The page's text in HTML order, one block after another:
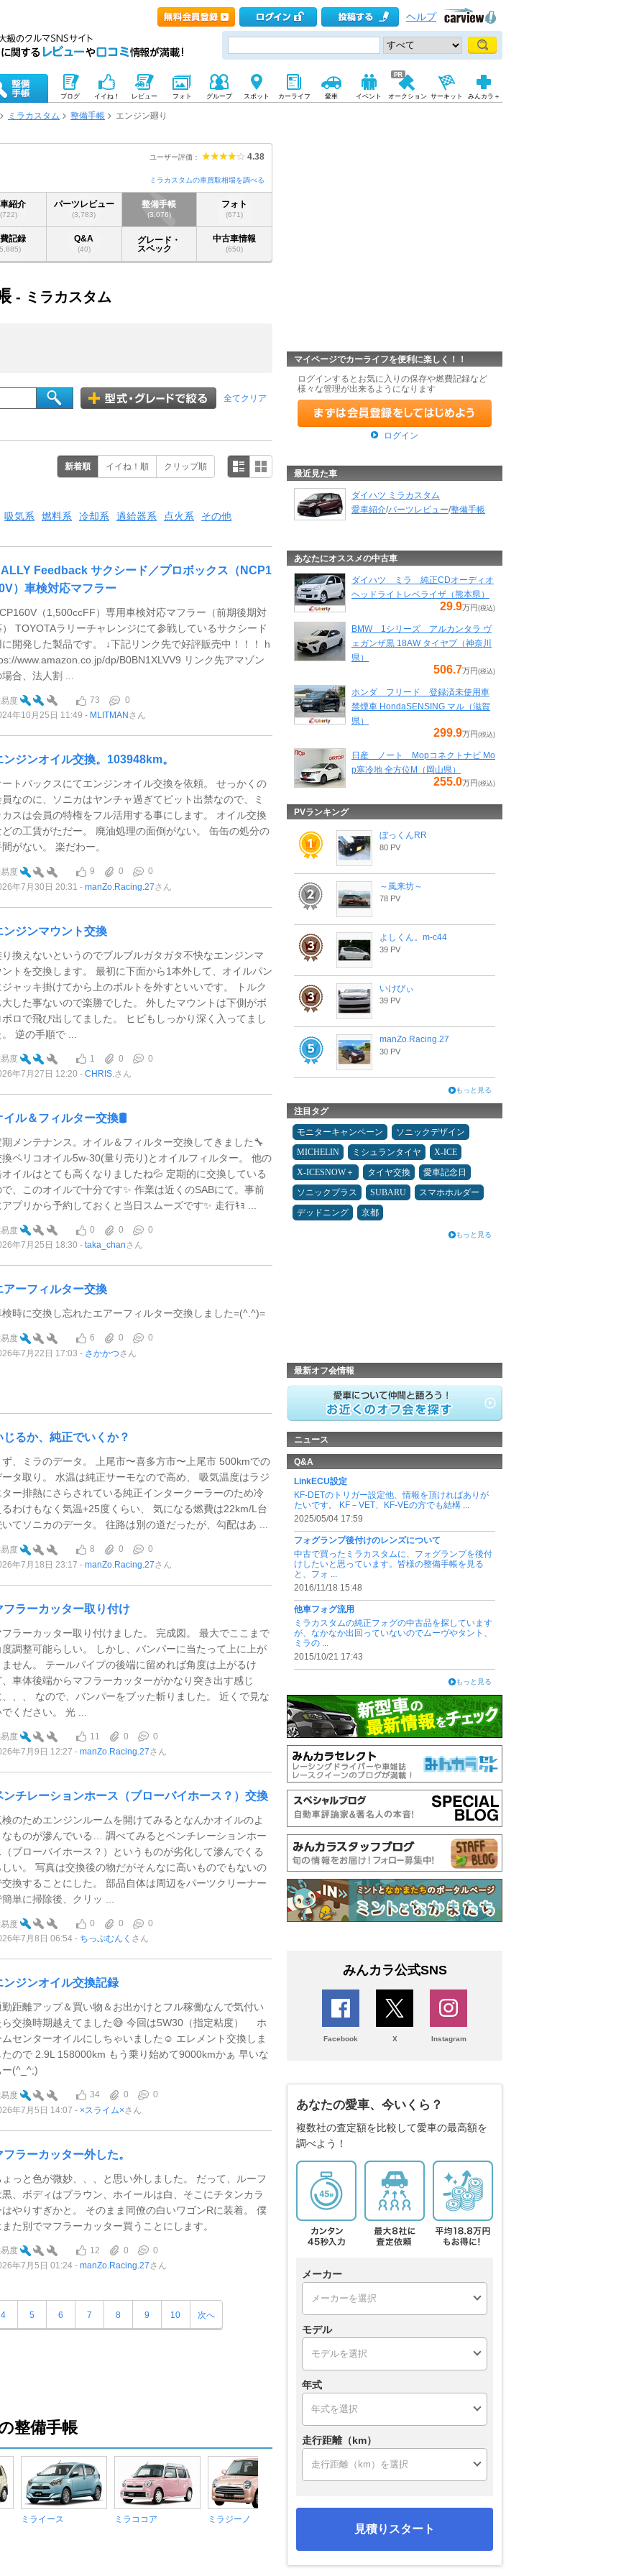
ヘルプ
ブログ イイね！ レビュー フォト グループ スポット カーライフ 愛車 イベント オークション サーキット みんカラ＋
ミラカスタム 整備手帳 エンジン廻り
ユーザー評価： 4.38
ミラカスタムの車買取相場を調べる
紹介
(722)
パーツレビュー
(3,783)
整備手帳
(3,076)
フォト
(671)
記録 Q&A
(40)
グレード・
スペック
中古車情報
(650)
- ミラカスタム
全てクリア
新着順 イイね！順 クリップ順
吸気系 燃料系 冷却系 過給器系 点火系 その他
Feedback サクシード／プロボックス（NCP1
）車検対応マフラー
（1,500ccFF）専用車検対応マフラー（前期後期対
） TOYOTAラリーチャレンジにて参戦しているサクシード
に開発した製品です。 ↓下記リンク先で好評販売中！！！ h
www.amazon.co.jp/dp/B0BN1XLVV9 リンク先アマゾン
合、法人割 ...
度 73
0
年10月25日 11:49
MLITMAN さん
ンジンオイル交換。103948km。
ートバックスにてエンジンオイル交換を依頼。 せっかくの
員なのに、ソニカはヤンチャ過ぎてピット出禁なので、ミ
カスは会員の特権をフル活用する事にします。 オイル交換
どの工賃がただー。 廃油処理の面倒がない。 缶缶の処分の
がない。 楽だわー。
度 9 0
0
年7月30日 20:31
manZo.Racing.27さん
ンジンマウント交換
り換えないというのでブルブルガタガタ不快なエンジンマ
ントを交換します。 最初に下面から1本外して、オイルパン
ジャッキ掛けてから上のボルトを外すといいです。 トルク
大した事ないので楽勝でした。 外したマウントは下側がボ
ボロで飛び出してました。 ヒビもしっかり深く入ってまし
逆の手順で ...
度 1 0
0
年7月27日 12:20
CHRIS.さん
イル＆フィルター交換🛢️
期メンテナンス。オイル＆フィルター交換してきました🔧
換ペリコオイル5w-30(量り売り)とオイルフィルター。 他の
オイルはとても高くなりましたね💦 定期的に交換している
で、このオイルで十分です✨️ 作業は近くのSABにて。事前
アプリから予約しておくと当日スムーズです✨️ 走行ｷｮ ...
度 0 0
0
年7月25日 18:30
taka_chanさん
アーフィルター交換
検時に交換し忘れたエアーフィルター交換しました=(^.^)=
度 6 0
0
年7月22日 17:03
さかかつさん
じるか、純正でいくか？
ず、ミラのデータ。 上尾市〜喜多方市〜上尾市 500kmでの
ータ取り。 水温は純正サーモなので高め、 吸気温度はラジ
ター排熱にさらされている純正インタークーラーのため冷
るわけもなく気温+25度くらい、 気になる燃費は22km/L台
いてソニカのデータ。 往路は別の道だったが、勾配はあ ...
度 8 0
0
年7月18日 23:17
manZo.Racing.27さん
フラーカッター取り付け
フラーカッター取り付けました。 完成図。 最大でここまで
度調整可能らしい。 しかし、バンパーに当たって上に上が
ません。 テールパイプの後端に留めれば角度は上がるけ
、車体後端からマフラーカッターがかなり突き出す感じ
、、、 なので、バンパーをブッた斬りました。 近くで見な
ください。 光 ...
度 11 0
0
年7月9日 12:27
manZo.Racing.27さん
ンチレーションホース（ブローバイホース？）交換
検のためエンジンルームを開けてみるとなんかオイルのよ
なものが滲んでいる… 調べてみるとベンチレーションホー
（ブローバイホース？）というものが劣化して滲んでくる
しい。 写真は交換後の物だがそんなに高いものでもないの
交換することにした。 部品自体は周辺をパーツクリーナー
単に掃除後、クリッ ...
度 0 0
0
年7月8日 06:54
ちっぷむんく さん
ンジンオイル交換記録
勤距離アップ＆買い物＆お出かけとフル稼働なんで気付い
ら交換時期越えてました😅 今回は5W30（指定粘度） ホ
ムセンターオイルにしちゃいました☺ エレメント交換しま
たので 2.9L 158000km もう乗り始めて9000kmかぁ 早いな
ー(^_^;)
度 34 0
0
年7月5日 14:07
×スライム×さん
フラーカッター外した。
ょっと色が微妙、、、と思い外しました。 だって、ルーフ
黒、ボディはブラウン、ホイールは白、そこにチタンカラ
はやりすぎかと。 そのまま同僚の白いワゴンRに装着。 僕
また別でマフラーカッター買うことにします。
度 12 0
0
年7月5日 01:24
manZo.Racing.27さん
4 5 6 7 8 9 10 次へ
整備手帳
ミライース ミラココア ミラジーノ
マイページでカーライフを便利に楽しく！！
ログインするとお気に入りの保存や燃費記録など
様々な管理が出来るようになります
ログイン
最近見た車
ダイハツ ミラカスタム
愛車紹介/パーツレビュー/整備手帳
あなたにオススメの中古車
ダイハツ ミラ 純正CDオーディオ
ヘッドライトレベライザ（熊本県）
29.9万円 (税込)
BMW 1シリーズ アルカンタラ ヴ
ェガンザ黒 18AW タイヤプ（神奈川
県）
506.7万円 (税込)
ホンダ フリード 登録済未使用車
禁煙車 HondaSENSING マル（滋賀
県）
299.9万円 (税込)
日産 ノート Mopコネクトナビ Mo
p寒冷地 全方位M（岡山県）
255.0万円 (税込)
PVランキング
ぼっくんRR
80 PV
～風来坊～
78 PV
よしくん。m-c44
39 PV
いけぴぃ
39 PV
manZo.Racing.27
30 PV
もっと見る
注目タグ
モニターキャンペーン
ソニックデザイン
MICHELIN
ミシュランタイヤ
X-ICE
X-ICESNOW＋
タイヤ交換
愛車記念日
ソニックプラス
SUBARU
スマホホルダー
デッドニング
京都
もっと見る
最新オフ会情報
ニュース
Q&A
LinkECU設定
KF-DETのトリガー設定他、情報を頂ければありが
たいです。 KF－VET、KF-VEの方でも結構 ...
2025/05/04 17:59
フォグランプ後付けのレンズについて
中古で買ったミラカスタムに、フォグランプを後付
けしたいと思っています。皆様の整備手帳を見る
と、フォ ...
2016/11/18 15:48
他車フォグ流用
ミラカスタムの純正フォグの中古品を探しています
が、なかなか出回っていないのでムーヴやタント、
ミラの ...
2015/10/21 17:43
もっと見る
みんカラ公式SNS
Facebook X Instagram
あなたの愛車、今いくら？
複数社の査定額を比較して愛車の最高額を
調べよう！
メーカー
モデル
年式
走行距離（km）
見積りスタート